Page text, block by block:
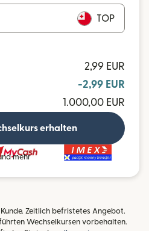
TOP
2,99 EUR
-2,99 EUR
1.000,00 EUR
erhalten
mehr
Zeitlich befristetes Angebot.
Wechselkursen vorbehalten.